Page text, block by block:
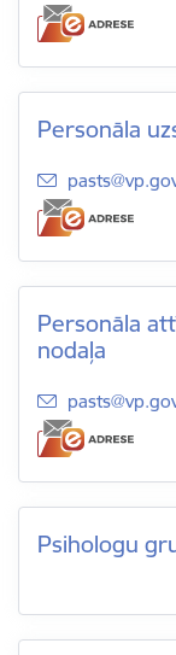
Personāla
E-pasts:
Personāla
nodaļa
E-pasts:
Psihologu